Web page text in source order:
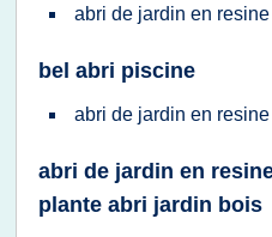
abri de jardin en resine
bel abri piscine
abri de jardin en resine
abri de jardin en
plante abri jardin bois